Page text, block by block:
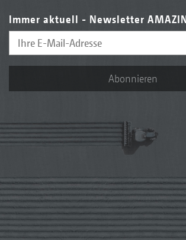
Immer aktuell - Newsletter
Abonnieren